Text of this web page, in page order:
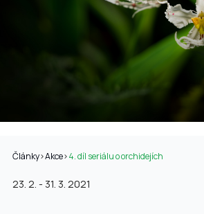
Články>Akce>4. díl seriálu o orchidejích
23. 2. - 31. 3. 2021